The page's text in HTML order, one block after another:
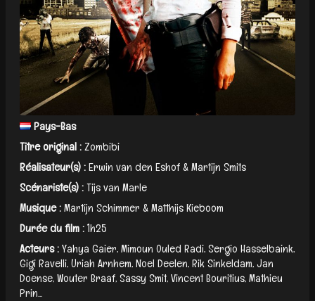
Pays-Bas
Titre original :Zombibi
Réalisateur(s) :Erwin van den Eshof & Martijn Smits
Scénariste(s) :Tijs van Marle
Musique :Martijn Schimmer & Matthijs Kieboom
Durée du film :1h25
Acteurs :Yahya Gaier, Mimoun Ouled Radi, Sergio Hasselbaink,
Gigi Ravelli, Uriah Arnhem, Noel Deelen, Rik Sinkeldam, Jan
Doense, Wouter Braaf, Sassy Smit, Vincent Bouritius, Mathieu
Prin...